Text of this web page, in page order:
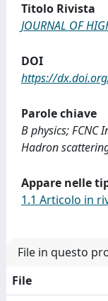
Titolo Rivista
JOURNAL OF
DOI
https://
Parole chiave
B physics; FCNC
Hadron
Appare nelle
1.1 Articolo in
File in questo
File